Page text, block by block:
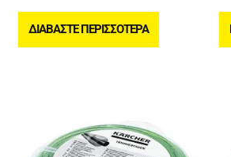
ΔΙΑΒΆΣΤΕ ΠΕΡΙΣΣΌΤΕΡΑ